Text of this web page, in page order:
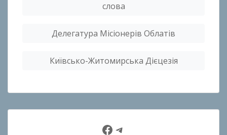
слова
Делегатура Місіонерів Облатів
Київсько-Житомирська Дієцезія
Facebook
Telegram